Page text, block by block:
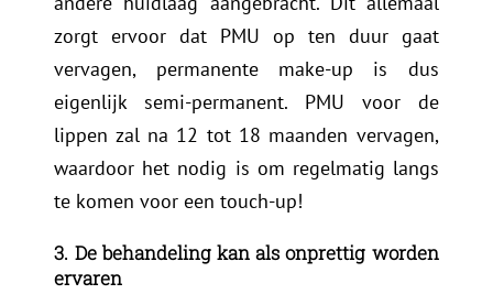
zorgt ervoor dat PMU op ten duur gaat
vervagen, permanente make-up is dus
eigenlijk semi-permanent. PMU voor de
lippen zal na 12 tot 18 maanden vervagen,
waardoor het nodig is om regelmatig langs
te komen voor een touch-up!
3. De behandeling kan als onprettig worden
ervaren